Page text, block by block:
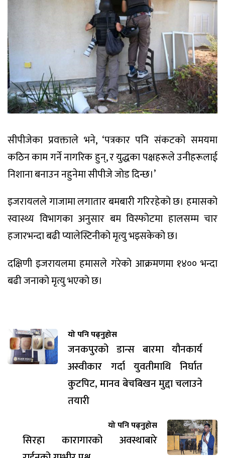
सीपीजेका प्रवक्ताले भने, ‘पत्रकार पनि संकटको समयमा
कठिन काम गर्ने नागरिक हुन्, र युद्धका पक्षहरूले उनीहरूलाई
निशाना बनाउन नहुनेमा सीपीजे जोड दिन्छ।’
इजरायलले गाजामा लगातार बमबारी गरिरहेको छ। हमासको
स्वास्थ्य विभागका अनुसार बम विस्फोटमा हालसम्म चार
हजारभन्दा बढी प्यालेस्टिनीको मृत्यु भइसकेको छ।
दक्षिणी इजरायलमा हमासले गरेको आक्रमणमा १४०० भन्दा
बढी जनाको मृत्यु भएको छ।
यो पनि पढ्नुहोस
जनकपुरको डान्स बारमा यौनकार्य
अस्वीकार गर्दा युवतीमाथि निर्घात
कुटपिट, मानव बेचबिखन मुद्दा चलाउने
तयारी
यो पनि पढ्नुहोस
सिरहा कारागारको अवस्थाबारे